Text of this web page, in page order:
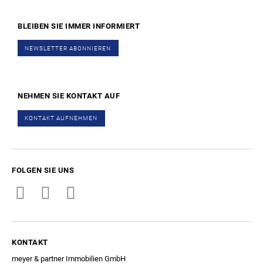
BLEIBEN SIE IMMER INFORMIERT
NEWSLETTER ABONNIEREN
NEHMEN SIE KONTAKT AUF
KONTAKT AUFNEHMEN
FOLGEN SIE UNS
KONTAKT
meyer & partner Immobilien GmbH